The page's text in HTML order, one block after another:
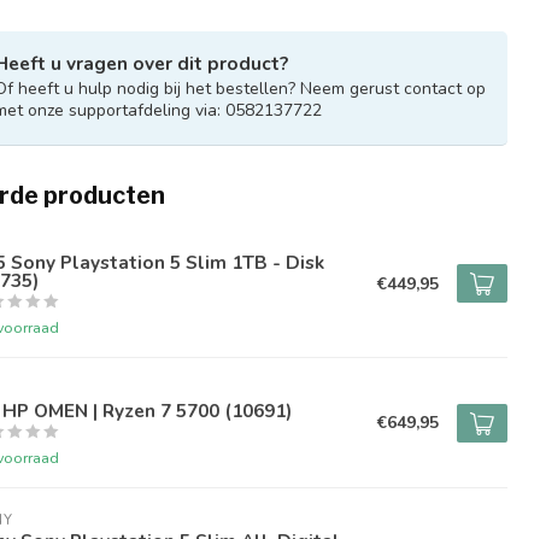
u vragen over dit product?
heeft u hulp nodig bij het bestellen? Neem gerust contact op
onze supportafdeling via: 0582137722
producten
Sony Playstation 5 Slim 1TB - Disk
€449,95
OMEN | Ryzen 7 5700 (10691) €649,95